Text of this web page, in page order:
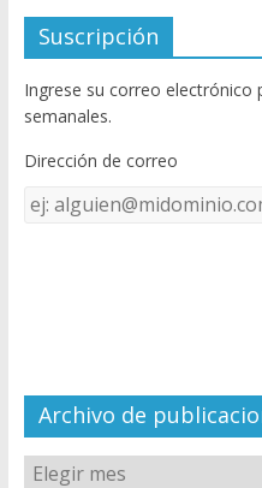
e
b
o
o
k
itt
er
u
T
u
e
C
el
Suscripción
Ingrese su correo electrónico
semanales.
Dirección de correo
Dirección
Archivo de